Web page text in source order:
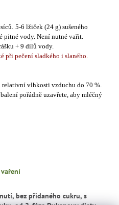
5-6 lžiček (24 g) sušeného
pitné vody. Není nutné vařit.
+ 9 dílů vody.
při pečení sladkého i slaného.
relativní vlhkosti vzduchu do 70 %.
pořádně uzavřete, aby mléčný
bez přidaného cukru, s